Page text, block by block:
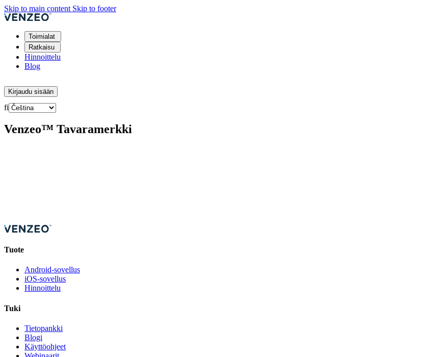
Skip to main content Skip to footer
Toimialat
Ratkaisu
Hinnoittelu
Blog
Kirjaudu sisään
fi
Venzeo™ Tavaramerkki
Tuote
Android-sovellus
iOS-sovellus
Hinnoittelu
Tuki
Tietopankki
Blogi
Käyttöohjeet